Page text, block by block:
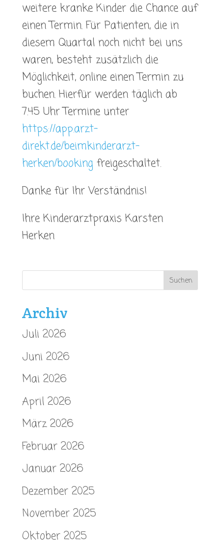
weitere kranke Kinder die Chance auf
einen Termin. Für Patienten, die in
diesem Quartal noch nicht bei uns
waren, besteht zusätzlich die
Möglichkeit, online einen Termin zu
buchen. Hierfür werden täglich ab
7.45 Uhr Termine unter
https://app.arzt-
direkt.de/beimkinderarzt-
herken/booking freigeschaltet.
Danke für Ihr Verständnis!
Ihre Kinderarztpraxis Karsten
Herken
Archiv
Juli 2026
Juni 2026
Mai 2026
April 2026
März 2026
Februar 2026
Januar 2026
Dezember 2025
November 2025
Oktober 2025